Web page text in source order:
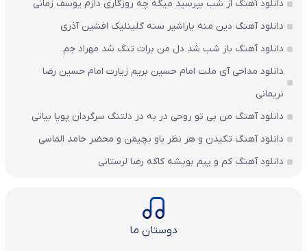
دانلود آهنگ از شب بپرسید میگه چه روزگاری دارم یوسف زمانی
دانلود آهنگ دین منه یاراشیر سنه گلینلیک افشین آذری
دانلود آهنگ باز شب شد دل من برات تنگ شد مهراد جم
دانلود مداحی آی ملت امام حسین بریم زیارت امام حسین رضا
نریمانی
دانلود آهنگ من بی تو روحی در به در دلتنگ سرگردان پویا بیاتی
دانلود آهنگ تکیدن و هر نظر باو بچیمن و محضر حامد الماسی
دانلود آهنگ کم و پیم بویشه کاکه رضا لرستانی
دوستان ما